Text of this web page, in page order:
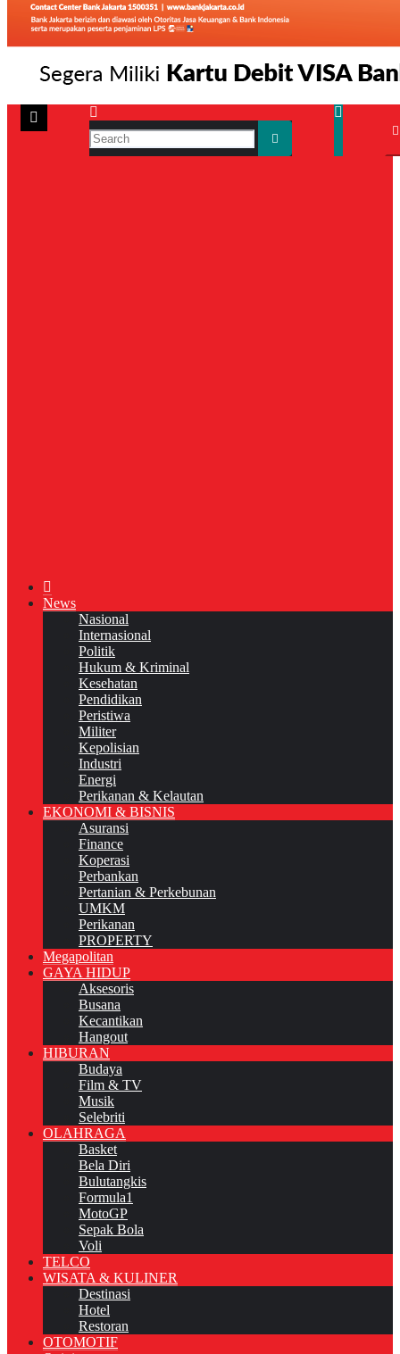
News
Nasional
Internasional
Politik
Hukum & Kriminal
Kesehatan
Pendidikan
Peristiwa
Militer
Kepolisian
Industri
Energi
Perikanan & Kelautan
EKONOMI & BISNIS
Asuransi
Finance
Koperasi
Perbankan
Pertanian & Perkebunan
UMKM
Perikanan
PROPERTY
Megapolitan
GAYA HIDUP
Aksesoris
Busana
Kecantikan
Hangout
HIBURAN
Budaya
Film & TV
Musik
Selebriti
OLAHRAGA
Basket
Bela Diri
Bulutangkis
Formula1
MotoGP
Sepak Bola
Voli
TELCO
WISATA & KULINER
Destinasi
Hotel
Restoran
OTOMOTIF